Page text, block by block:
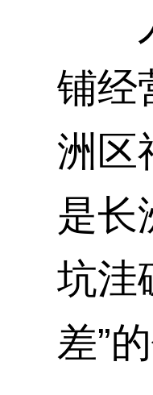
人
铺经
洲区
是长
坑洼
差”